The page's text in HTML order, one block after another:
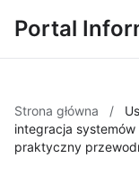
Portal
Strona główna /
integracja
praktyczny